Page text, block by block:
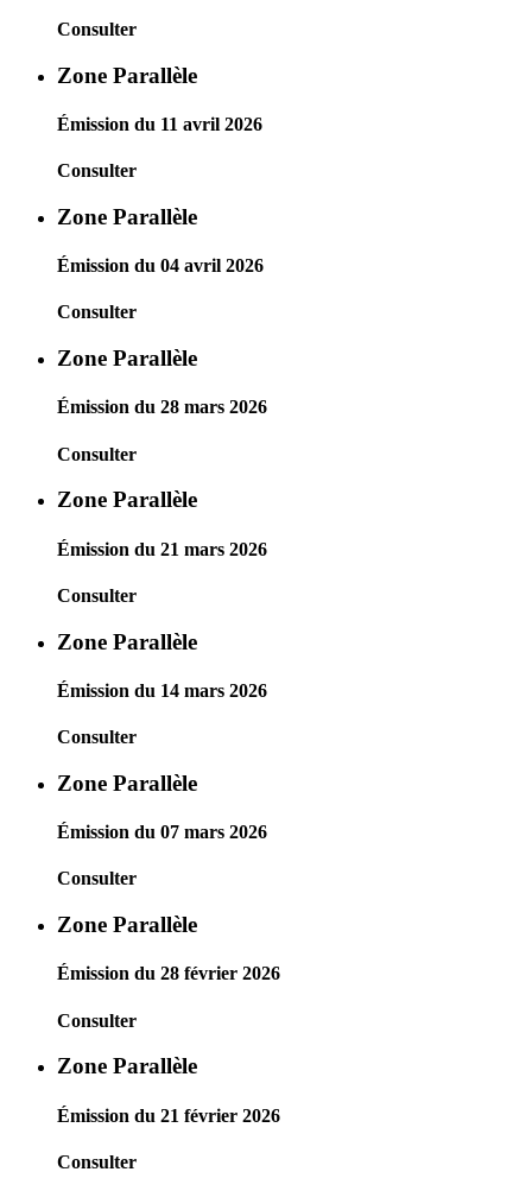
Consulter
Zone Parallèle
Émission du 11 avril 2026
Consulter
Zone Parallèle
Émission du 04 avril 2026
Consulter
Zone Parallèle
Émission du 28 mars 2026
Consulter
Zone Parallèle
Émission du 21 mars 2026
Consulter
Zone Parallèle
Émission du 14 mars 2026
Consulter
Zone Parallèle
Émission du 07 mars 2026
Consulter
Zone Parallèle
Émission du 28 février 2026
Consulter
Zone Parallèle
Émission du 21 février 2026
Consulter